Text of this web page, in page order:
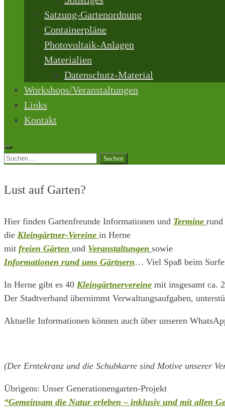
Satzung-Gartenordnung
Containerpläne
Photovoltaik-Anlagen
Materialien
Datenschutz-Material
Workshops/Veranstaltungen
Links
Kontakt
Suchen
Lust auf Garten?
Hier finden Gartenfreunde Informationen und Termine rund
die Kleingärtner-Vereine in Herne
mit freien Gärten und Veranstaltungen sowie
Informationen rund ums Gärtnern… Viel Spaß beim
In Herne gibt es 40 Kleingärtnervereine mit insgesamt ca.
Der Stadtverband übernimmt Verwaltungsaufgaben,
Aktuelle Informationen können auch über unseren
(Der Erntekranz und die Schubkarre sind Motive unserer
Übrigens: Unser Generationengarten-Projekt
“Gemeinsam die Natur erleben – inklusiv und mit allen